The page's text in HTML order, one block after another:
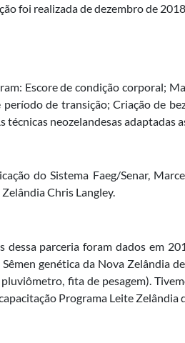
foi realizada de dezembro de
Escore de condição corporal;
período de transição; Criação de
técnicas neozelandesas
do Sistema Faeg/Senar,
Chris Langley.
dessa parceria foram dados em
genética da Nova Zelândia
fita de pesagem).
Programa Leite